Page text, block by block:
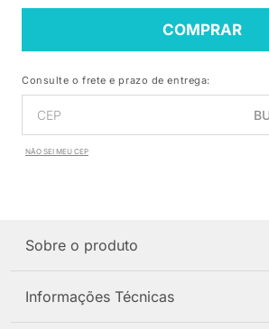
COMPRAR
Consulte o frete e prazo de entrega:
NÃO SEI MEU CEP
Sobre o produto
Informações Técnicas